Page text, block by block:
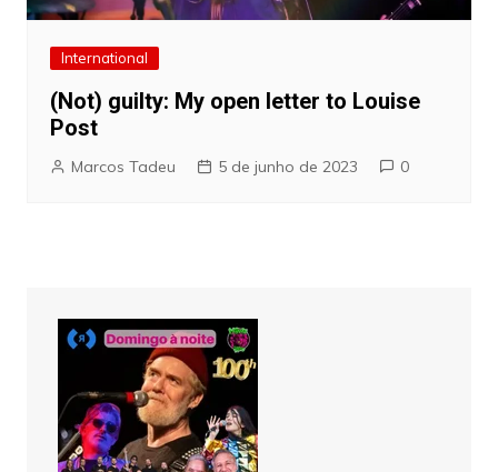
International
(Not) guilty: My open letter to Louise
Post
Marcos Tadeu 5 de junho de 2023 0